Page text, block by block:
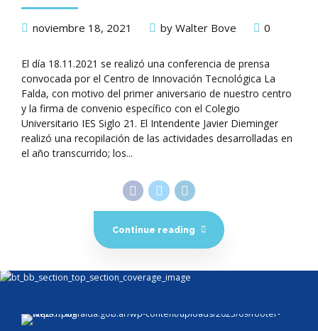
noviembre 18, 2021 by Walter Bove 0
El día 18.11.2021 se realizó una conferencia de prensa
convocada por el Centro de Innovación Tecnológica La
Falda, con motivo del primer aniversario de nuestro centro
y la firma de convenio específico con el Colegio
Universitario IES Siglo 21. El Intendente Javier Dieminger
realizó una recopilación de las actividades desarrolladas en
el año transcurrido; los...
Continue reading